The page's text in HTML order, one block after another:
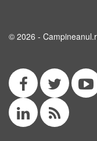
© 2026 -